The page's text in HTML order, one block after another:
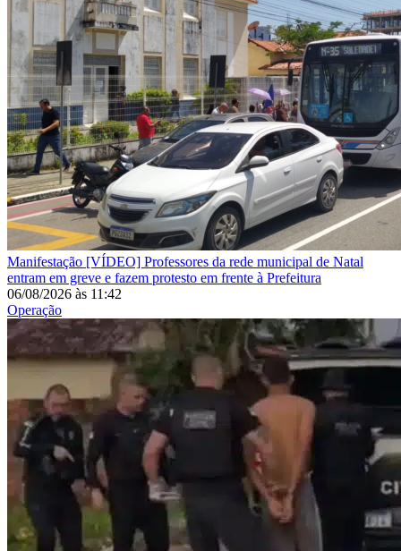
Manifestação [VÍDEO] Professores da rede municipal de Natal
entram em greve e fazem protesto em frente à Prefeitura
06/08/2026 às 11:42
Operação